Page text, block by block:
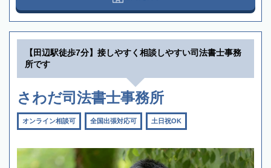
【田辺駅徒歩7分】接しやすく相談しやすい司法書士事務
所です
さわだ司法書士事務所
オンライン相談可 全国出張対応可 土日祝OK